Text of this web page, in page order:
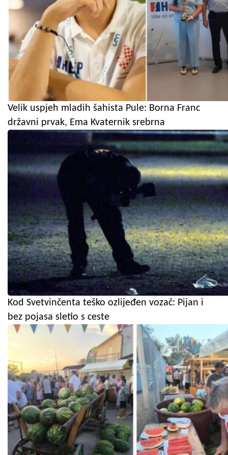
Velik uspjeh mladih šahista Pule: Borna Franc
državni prvak, Ema Kvaternik srebrna
Kod Svetvinčenta teško ozlijeđen vozač: Pijan i
bez pojasa sletio s ceste